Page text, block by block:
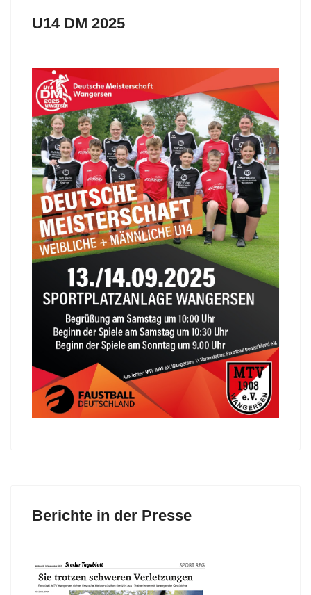
U14 DM 2025
Berichte in der Presse